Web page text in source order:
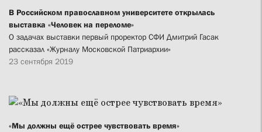
В Российском православном университете открылась
выставка «Человек на переломе»
О задачах выставки первый проректор СФИ Дмитрий Гасак
рассказал «Журналу Московской Патриархии»
23 сентября 2019
«Мы должны ещё острее чувствовать время»